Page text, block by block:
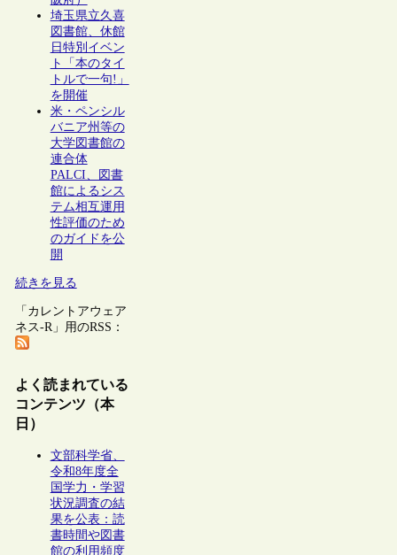
埼玉県立久喜
図書館、休館
日特別イベン
ト「本のタイ
トルで一句!」
を開催
米・ペンシル
バニア州等の
大学図書館の
連合体
PALCI、図書
館によるシス
テム相互運用
性評価のため
のガイドを公
開
続きを見る
「カレントアウェア
ネス-R」用のRSS：
よく読まれている
コンテンツ（本
日）
文部科学省、
令和8年度全
国学力・学習
状況調査の結
果を公表：読
書時間や図書
館の利用頻度